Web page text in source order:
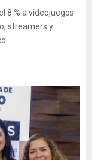
8 % a videojuegos
streamers y